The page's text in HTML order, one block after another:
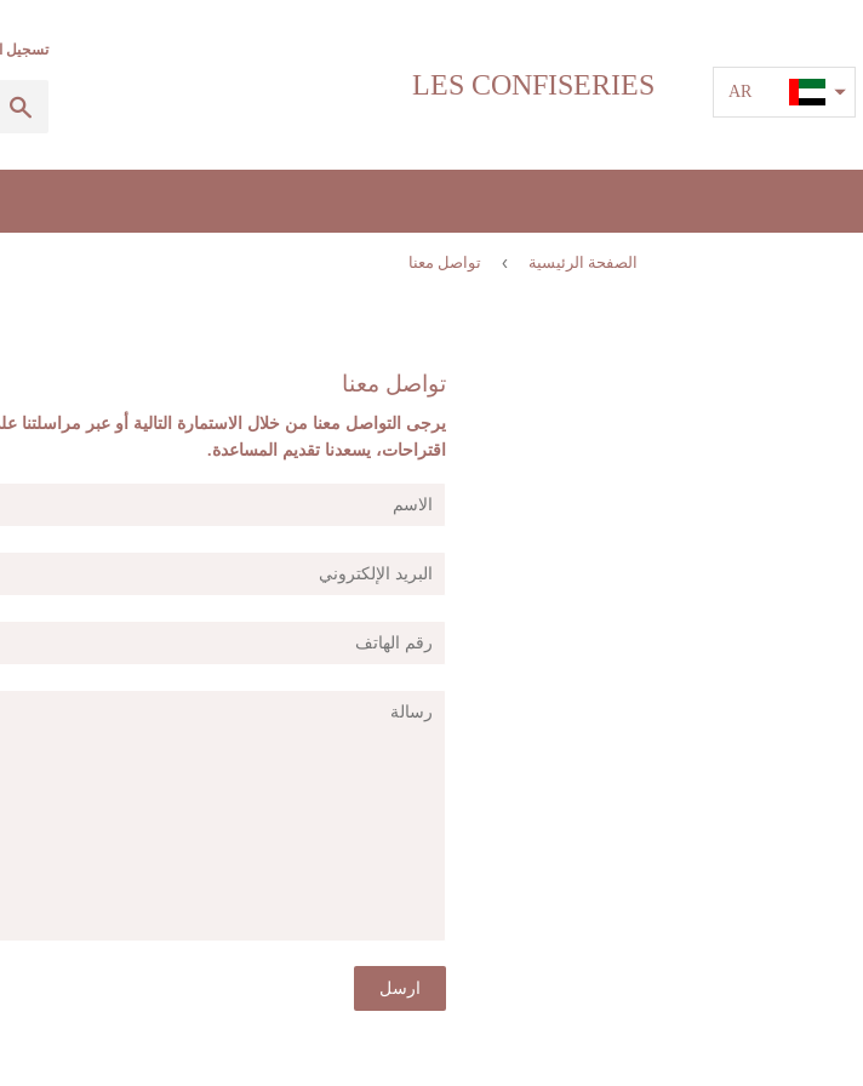
LES CONFISERIES
تسجيل
الصفحة الرئيسية › تواصل معنا
تواصل معنا
يرجى التواصل معنا من خلال الاستمارة التالية أو عبر
اقتراحات، يسعدنا تقديم المساعدة.
الاسم
البريد
رقم
رسالة
AR